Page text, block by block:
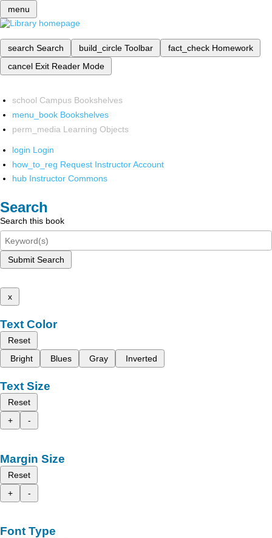
menu
search Search build_circle Toolbar fact_check Homework
cancel Exit Reader Mode
school Campus Bookshelves
menu_book Bookshelves
perm_media Learning Objects
login Login
how_to_reg Request Instructor Account
hub Instructor Commons
Search
Search this book
Submit Search
x
Text Color
Reset
Bright
Blues Gray Inverted
Text Size
Reset
+
-
Margin Size
Reset
+
-
Font Type